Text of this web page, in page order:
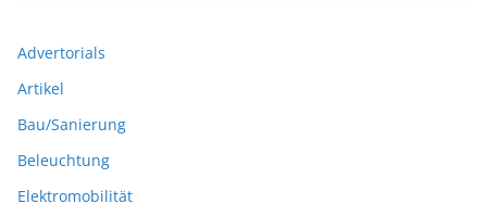
Advertorials
Artikel
Bau/Sanierung
Beleuchtung
Elektromobilität